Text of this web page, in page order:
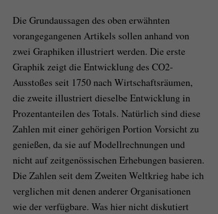
Die Grundaussagen des oben erwähnten
vorangegangenen Artikels sollen anhand von
zwei Graphiken illustriert werden. Die erste
Graphik zeigt die Entwicklung des CO2-
Ausstoßes seit 1750 nach Wirtschaftsräumen,
die zweite illustriert dieselbe Entwicklung in
Prozentanteilen des Totals. Natürlich sind diese
Zahlen mit einer gehörigen Portion Vorsicht zu
genießen, da sie auf Modellrechnungen und
nicht auf zeitgenössischen Erhebungen basieren.
Die Zahlen seit dem Zweiten Weltkrieg habe ich
verglichen mit denen anderer Organisationen
wie der verfügbare. Was hier nicht diskutiert